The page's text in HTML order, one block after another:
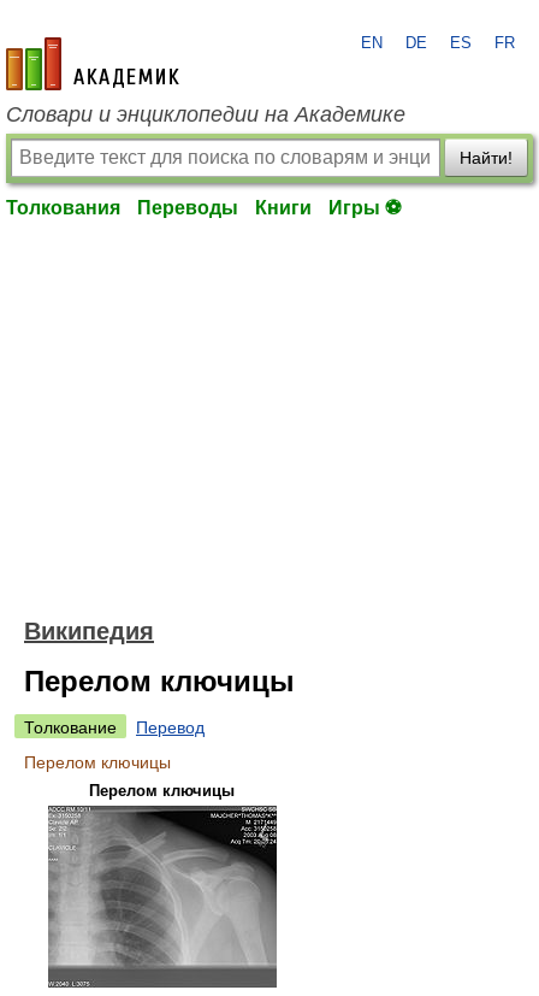
academic.ru
EN DE ES FR
Словари и энциклопедии на Академике
Найти!
Толкования Переводы Книги Игры ⚽
Википедия
Перелом ключицы
Толкование
Перевод
Перелом ключицы
Перелом ключицы